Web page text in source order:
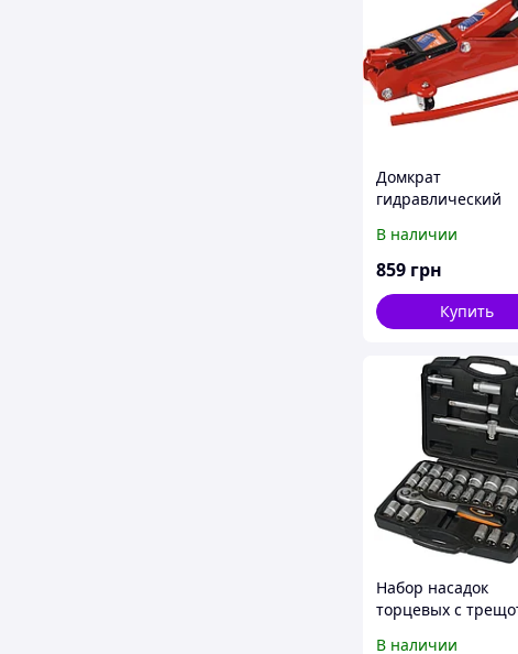
Домкрат
гидравлический
В наличии
859 грн
Купить
Набор насадок
торцевых с
В наличии